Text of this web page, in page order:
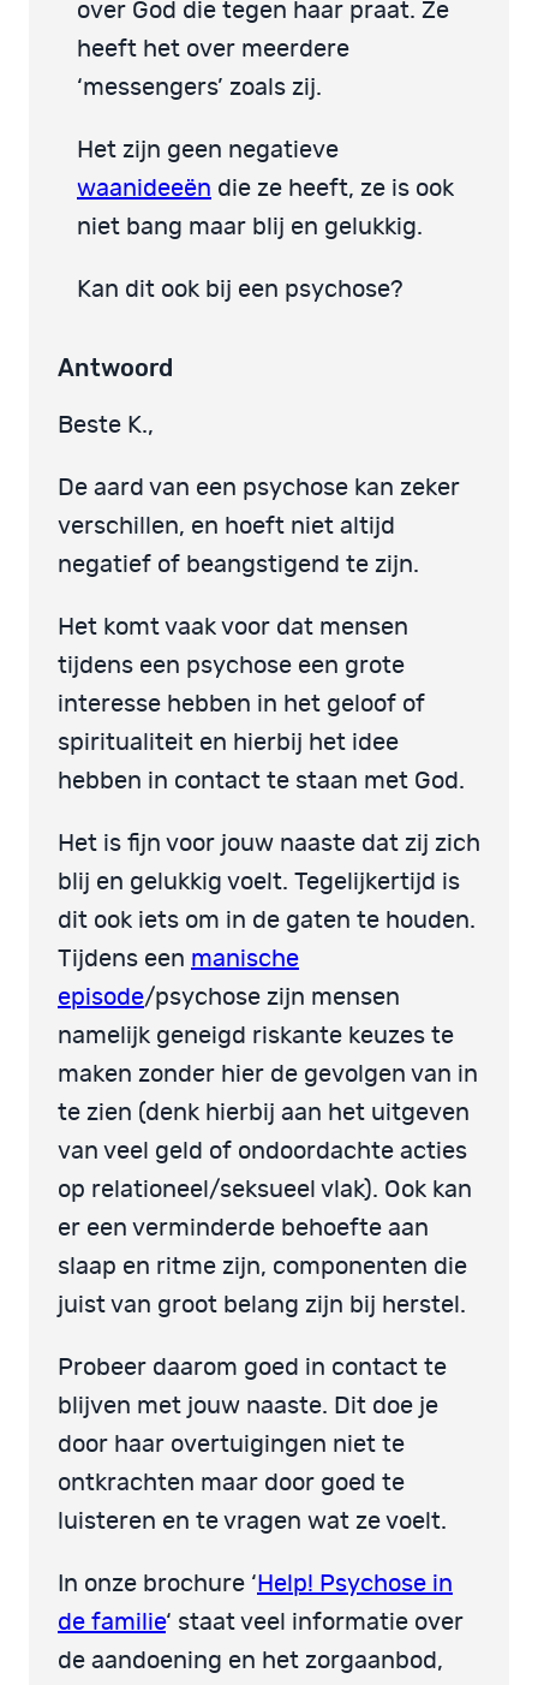
over God die tegen haar praat. Ze
heeft het over meerdere
‘messengers’ zoals zij.
Het zijn geen negatieve
waanideeën die ze heeft, ze is ook
niet bang maar blij en gelukkig.
Kan dit ook bij een psychose?
Antwoord
Beste K.,
De aard van een psychose kan zeker
verschillen, en hoeft niet altijd
negatief of beangstigend te zijn.
Het komt vaak voor dat mensen
tijdens een psychose een grote
interesse hebben in het geloof of
spiritualiteit en hierbij het idee
hebben in contact te staan met God.
Het is fijn voor jouw naaste dat zij zich
blij en gelukkig voelt. Tegelijkertijd is
dit ook iets om in de gaten te houden.
Tijdens een manische
episode/psychose zijn mensen
namelijk geneigd riskante keuzes te
maken zonder hier de gevolgen van in
te zien (denk hierbij aan het uitgeven
van veel geld of ondoordachte acties
op relationeel/seksueel vlak). Ook kan
er een verminderde behoefte aan
slaap en ritme zijn, componenten die
juist van groot belang zijn bij herstel.
Probeer daarom goed in contact te
blijven met jouw naaste. Dit doe je
door haar overtuigingen niet te
ontkrachten maar door goed te
luisteren en te vragen wat ze voelt.
In onze brochure ‘ Help! Psychose in
de familie‘ staat veel informatie over
de aandoening en het zorgaanbod,